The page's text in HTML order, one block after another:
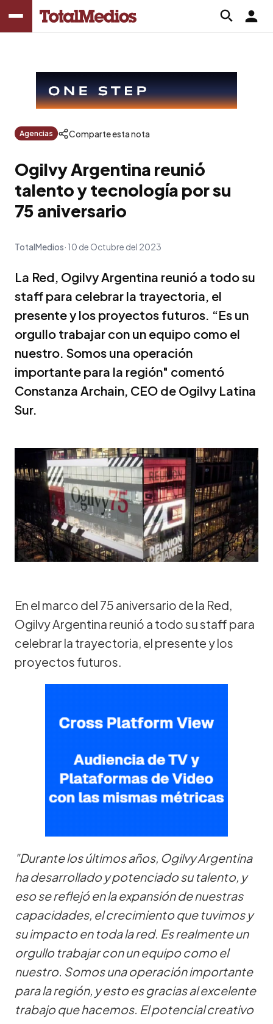
Agencias Comparte esta nota
Ogilvy Argentina reunió
talento y tecnología por su
75 aniversario
TotalMedios 10 de Octubre del 2023
La Red, Ogilvy Argentina reunió a todo su
staff para celebrar la trayectoria, el
presente y los proyectos futuros. “Es un
orgullo trabajar con un equipo como el
nuestro. Somos una operación
importante para la región" comentó
Constanza Archain, CEO de Ogilvy Latina
Sur.
En el marco del 75 aniversario de la Red,
Ogilvy Argentina reunió a todo su staff para
celebrar la trayectoria, el presente y los
proyectos futuros.
"Durante los últimos años, Ogilvy Argentina
ha desarrollado y potenciado su talento, y
eso se reflejó en la expansión de nuestras
capacidades, el crecimiento que tuvimos y
su impacto en toda la red. Es realmente un
orgullo trabajar con un equipo como el
nuestro. Somos una operación importante
para la región, y esto es gracias al excelente
trabajo que hacemos. El potencial creativo